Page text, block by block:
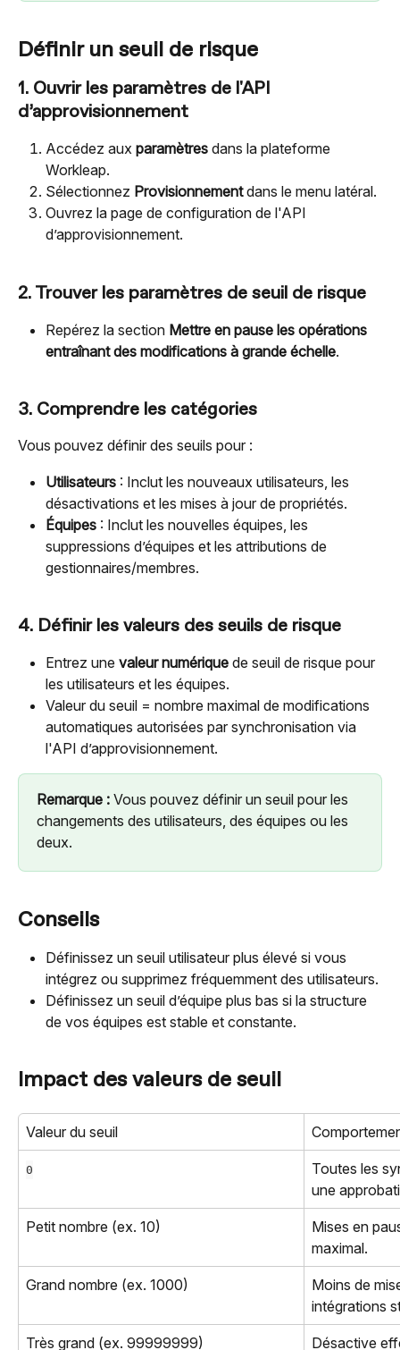
Définir un seuil de risque
1. Ouvrir les paramètres de l'API
d’approvisionnement
Accédez aux paramètres dans la plateforme
Workleap.
Sélectionnez Provisionnement dans le menu latéral.
Ouvrez la page de configuration de l'API
d’approvisionnement.
2. Trouver les paramètres de seuil de risque
Repérez la section Mettre en pause les opérations
entraînant des modifications à grande échelle.
3. Comprendre les catégories
Vous pouvez définir des seuils pour :
Utilisateurs : Inclut les nouveaux utilisateurs, les
désactivations et les mises à jour de propriétés.
Équipes : Inclut les nouvelles équipes, les
suppressions d’équipes et les attributions de
gestionnaires/membres.
4. Définir les valeurs des seuils de risque
Entrez une valeur numérique de seuil de risque pour
les utilisateurs et les équipes.
Valeur du seuil = nombre maximal de modifications
automatiques autorisées par synchronisation via
l'API d’approvisionnement.
Remarque : Vous pouvez définir un seuil pour les
changements des utilisateurs, des équipes ou les
deux.
Conseils
Définissez un seuil utilisateur plus élevé si vous
intégrez ou supprimez fréquemment des utilisateurs.
Définissez un seuil d’équipe plus bas si la structure
de vos équipes est stable et constante.
Impact des valeurs de seuil
Valeur du seuil
0
Toutes les
une
Petit nombre (ex. 10)
Mises en
maximal.
Grand nombre (ex. 1000)
Moins de
intégrations
Très grand (ex. 99999999) Désactive